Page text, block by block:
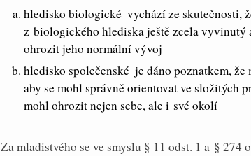
hledisko biologické  vychází ze skutečnosti,
z biologického hlediska ještě zcela vyvinutý
ohrozit jeho normální vývoj
hledisko společenské  je dáno poznatkem,
aby se mohl správně orientovat ve složitých
mohl ohrozit nejen sebe, ale i své okolí
Za mladistvého se ve smyslu § 11 odst. 1 a § 274